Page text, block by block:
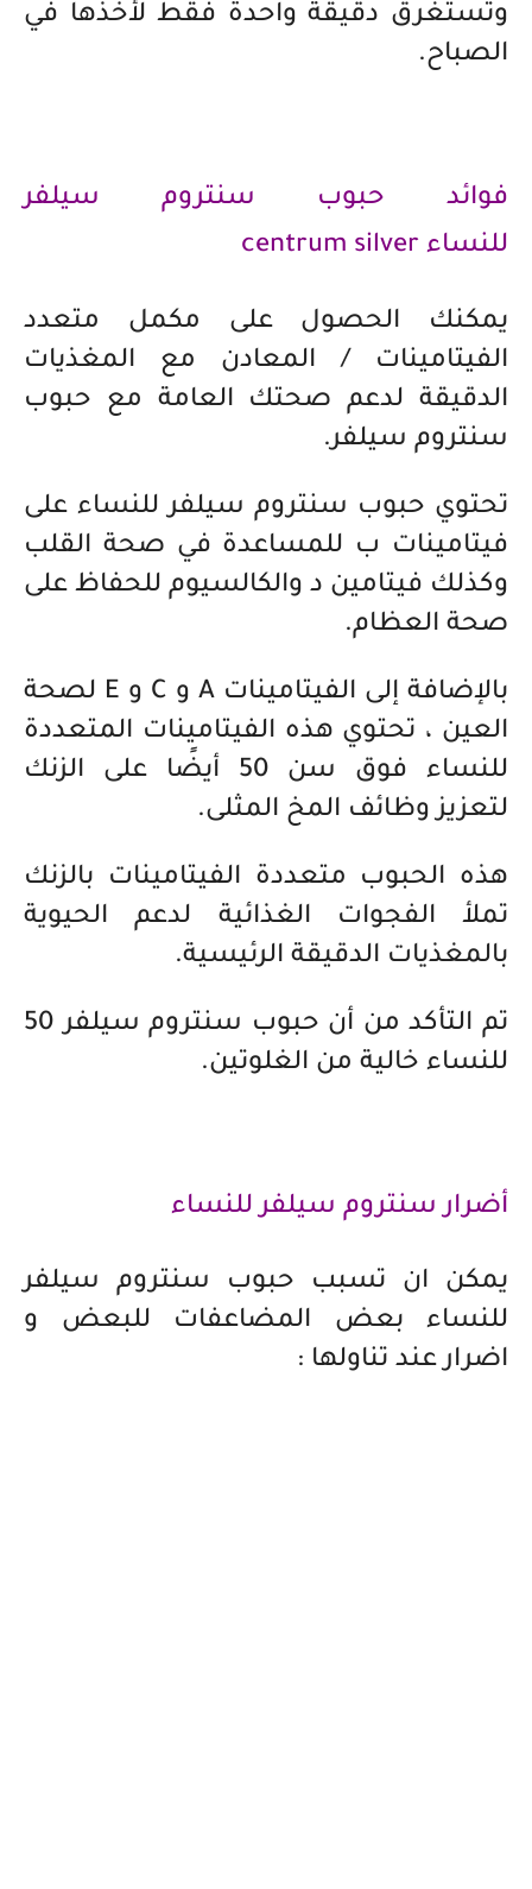
وتستغرق دقيقة واحدة فقط لأخذها في
الصباح.
فوائد حبوب سنتروم سيلفر
للنساء centrum silver
يمكنك الحصول على مكمل متعدد
الفيتامينات / المعادن مع المغذيات
الدقيقة لدعم صحتك العامة مع حبوب
سنتروم سيلفر.
تحتوي حبوب سنتروم سيلفر للنساء على
فيتامينات ب للمساعدة في صحة القلب
وكذلك فيتامين د والكالسيوم للحفاظ على
صحة العظام.
بالإضافة إلى الفيتامينات A و C و E لصحة
العين ، تحتوي هذه الفيتامينات المتعددة
للنساء فوق سن 50 أيضًا على الزنك
لتعزيز وظائف المخ المثلى.
هذه الحبوب متعددة الفيتامينات بالزنك
تملأ الفجوات الغذائية لدعم الحيوية
بالمغذيات الدقيقة الرئيسية.
تم التأكد من أن حبوب سنتروم سيلفر 50
للنساء خالية من الغلوتين.
أضرار سنتروم سيلفر للنساء
يمكن ان تسبب حبوب سنتروم سيلفر
للنساء بعض المضاعفات للبعض و
اضرار عند تناولها :